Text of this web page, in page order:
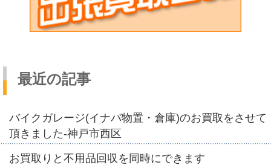
最近の記事
バイクガレージ(イナバ物置・倉庫)のお買取をさせて
頂きました-神戸市西区
お買取りと不用品回収を同時にできます